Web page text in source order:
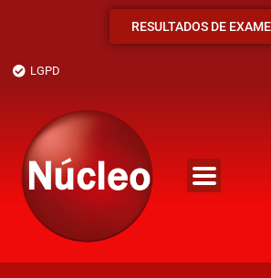
RESULTADOS DE
LGPD